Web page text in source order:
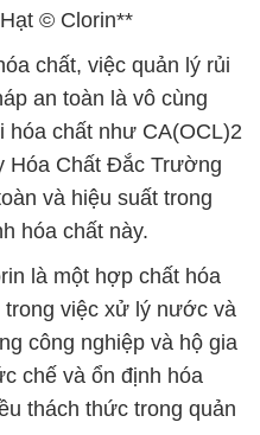
© Clorin**
chất, việc quản lý rủi
an toàn là vô cùng
hóa chất như CA(OCL)2
Hóa Chất Đắc Trường
và hiệu suất trong
hóa chất này.
là một hợp chất hóa
việc xử lý nước và
công nghiệp và hộ gia
chế và ổn định hóa
thách thức trong quản